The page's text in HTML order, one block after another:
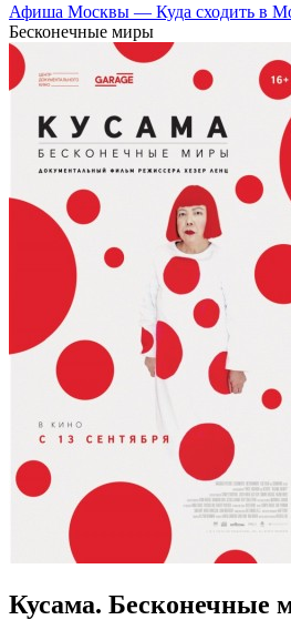
Афиша Москвы — Куда сходить в
Бесконечные миры
Кусама. Бесконечные